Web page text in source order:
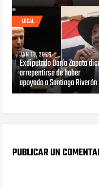
LOCAL
JAN 13, 2026
Exdiputado Darío Zapata
arrepentirse de haber
apoyado a Santiago Riverón
PUBLICAR UN